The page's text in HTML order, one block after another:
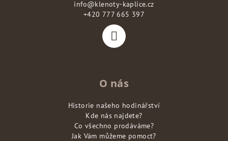
info@klenoty-kaplice.cz
+420 777 665 397
O nás
Historie našeho hodinářství
Kde nás najdete?
Co všechno prodáváme?
Jak Vám můžeme pomoct?